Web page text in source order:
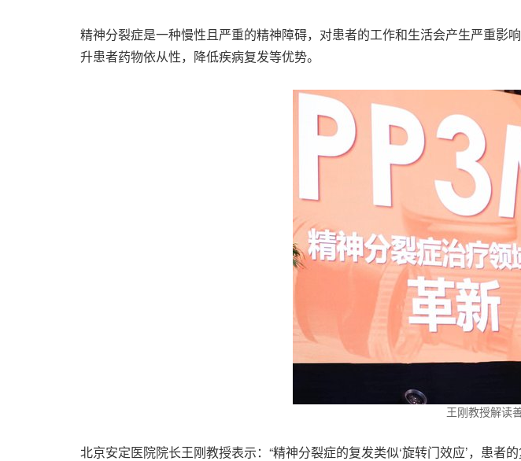
精神分裂症是一种慢性且严重的精神障碍，对患者的工作和生活会产生严重影
升患者药物依从性，降低疾病复发等优势。
王刚教授解读
北京安定医院院长王刚教授表示：“精神分裂症的复发类似‘旋转门效应’，患者